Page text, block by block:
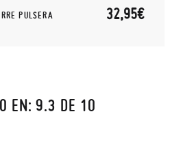
PULSERA 32,95€
EN: 9.3 DE 10